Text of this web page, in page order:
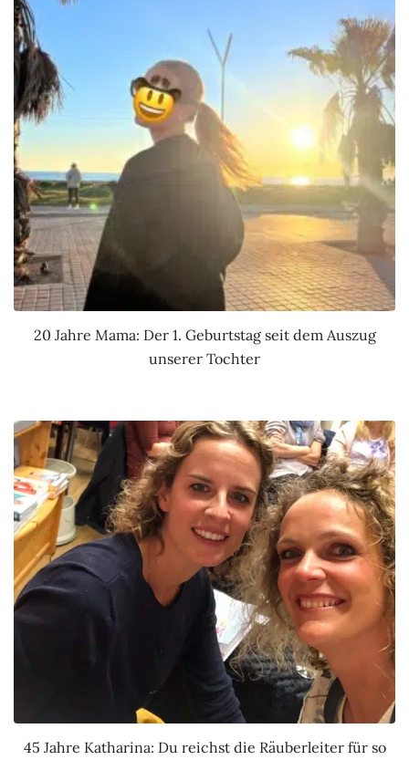
20 Jahre Mama: Der 1. Geburtstag seit dem Auszug
unserer Tochter
45 Jahre Katharina: Du reichst die Räuberleiter für so